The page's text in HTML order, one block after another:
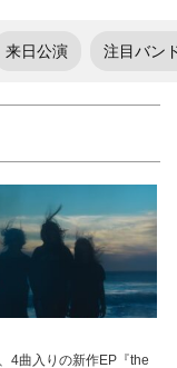
来日公演 注目バン
4曲入りの新作EP『the